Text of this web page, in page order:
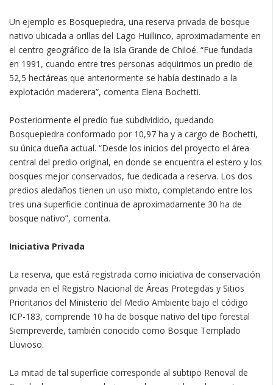
Un ejemplo es Bosquepiedra, una reserva privada de bosque
nativo ubicada a orillas del Lago Huillinco, aproximadamente en
el centro geográfico de la Isla Grande de Chiloé. “Fue fundada
en 1991, cuando entre tres personas adquirimos un predio de
52,5 hectáreas que anteriormente se había destinado a la
explotación maderera”, comenta Elena Bochetti.
Posteriormente el predio fue subdividido, quedando
Bosquepiedra conformado por 10,97 ha y a cargo de Bochetti,
su única dueña actual. “Desde los inicios del proyecto el área
central del predio original, en donde se encuentra el estero y los
bosques mejor conservados, fue dedicada a reserva. Los dos
predios aledaños tienen un uso mixto, completando entre los
tres una superficie continua de aproximadamente 30 ha de
bosque nativo”, comenta.
Iniciativa Privada
La reserva, que está registrada como iniciativa de conservación
privada en el Registro Nacional de Áreas Protegidas y Sitios
Prioritarios del Ministerio del Medio Ambiente bajo el código
ICP-183, comprende 10 ha de bosque nativo del tipo forestal
Siempreverde, también conocido como Bosque Templado
Lluvioso.
La mitad de tal superficie corresponde al subtipo Renoval de